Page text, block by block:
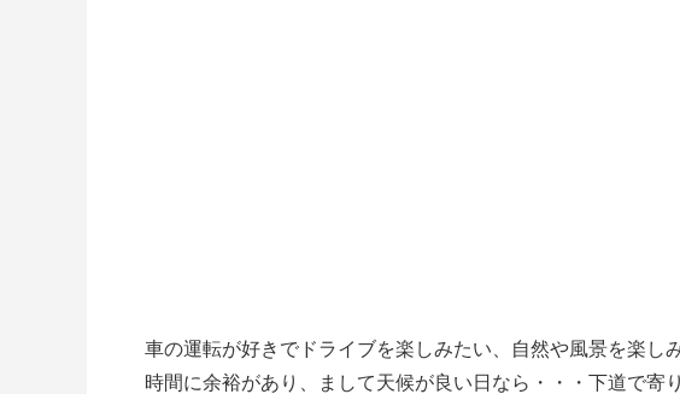
車の運転が好きでドライブを楽しみたい、自然や風景を楽し
時間に余裕があり、まして天候が良い日なら・・・下道で寄